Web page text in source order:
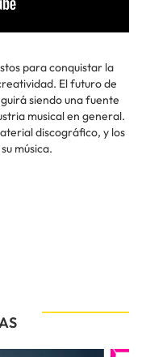
para conquistar la
El futuro de
siendo una fuente
musical en general.
discográfico, y los
música.